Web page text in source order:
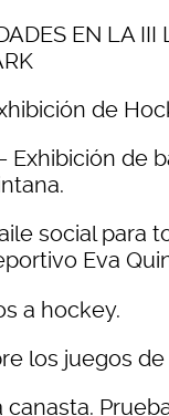
EN LA III
ón de
Exhibición de
social para
Eva
a hockey.
los juegos
canasta.